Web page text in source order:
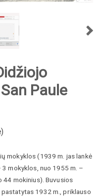
Paule
mokyklos (1939 m. jas lankė
mokyklos, nuo 1955 m. –
44 mokinius). Buvusios
1932 m., priklauso